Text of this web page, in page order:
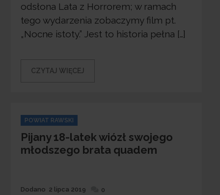
odsłona Lata z Horrorem; w ramach
tego wydarzenia zobaczymy film pt.
„Nocne istoty.” Jest to historia pełna […]
CZYTAJ WIĘCEJ
Categories
POWIAT RAWSKI
Pijany 18-latek wiózł swojego
młodszego brata quadem
Dodane
Dodano 2 lipca 2019 0